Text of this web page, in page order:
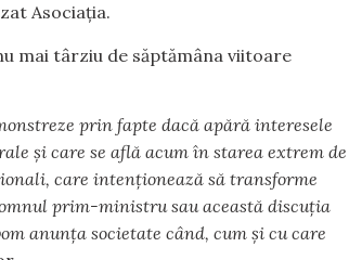
Asociația.
mai târziu de săptămâna viitoare
prin fapte dacă apără interesele
și care se află acum în starea extrem de
care intenționează să transforme
prim-ministru sau această discuția
anunța societate când, cum și cu care